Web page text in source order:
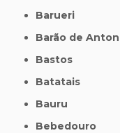
Barueri
Barão de
Bastos
Batatais
Bauru
Bebedouro